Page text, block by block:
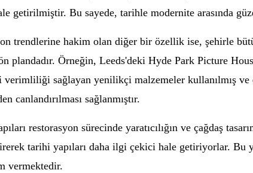
getirilmiştir. Bu sayede, tarihle modernite arasında
trendlerine hakim olan diğer bir özellik ise, şehirle
plandadır. Örneğin, Leeds'deki Hyde Park Picture
verimliliği sağlayan yenilikçi malzemeler kullanılmış
canlandırılması sağlanmıştır.
restorasyon sürecinde yaratıcılığın ve çağdaş
tarihi yapıları daha ilgi çekici hale getiriyorlar. Bu
vermektedir.